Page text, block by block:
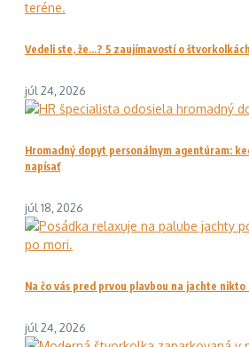
Vedeli ste, že…? 5 zaujímavostí o štvorkolkách
júl 24, 2026
Hromadný dopyt personálnym agentúram:
napísať
júl 18, 2026
Na čo vás pred prvou plavbou na jachte
júl 24, 2026